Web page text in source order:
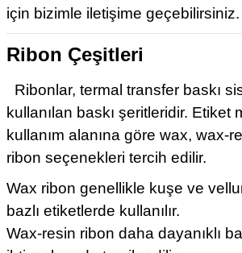
için bizimle iletişime geçebilirsiniz.
Ribon Çeşitleri
Ribonlar, termal transfer baskı
kullanılan baskı şeritleridir. Etiket
kullanım alanına göre wax, wax-
ribon seçenekleri tercih edilir.
Wax ribon genellikle kuşe ve
bazlı etiketlerde kullanılır.
Wax-resin ribon daha dayanıklı